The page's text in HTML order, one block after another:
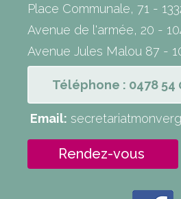
Place Communale, 71 -
Avenue de l'armée, 20 -
Avenue Jules Malou 87 -
Téléphone : 0478 54
Email:
Rendez-vous